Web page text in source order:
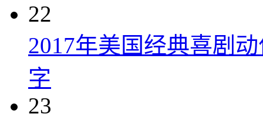
22
2017年美国经典喜剧
字
23